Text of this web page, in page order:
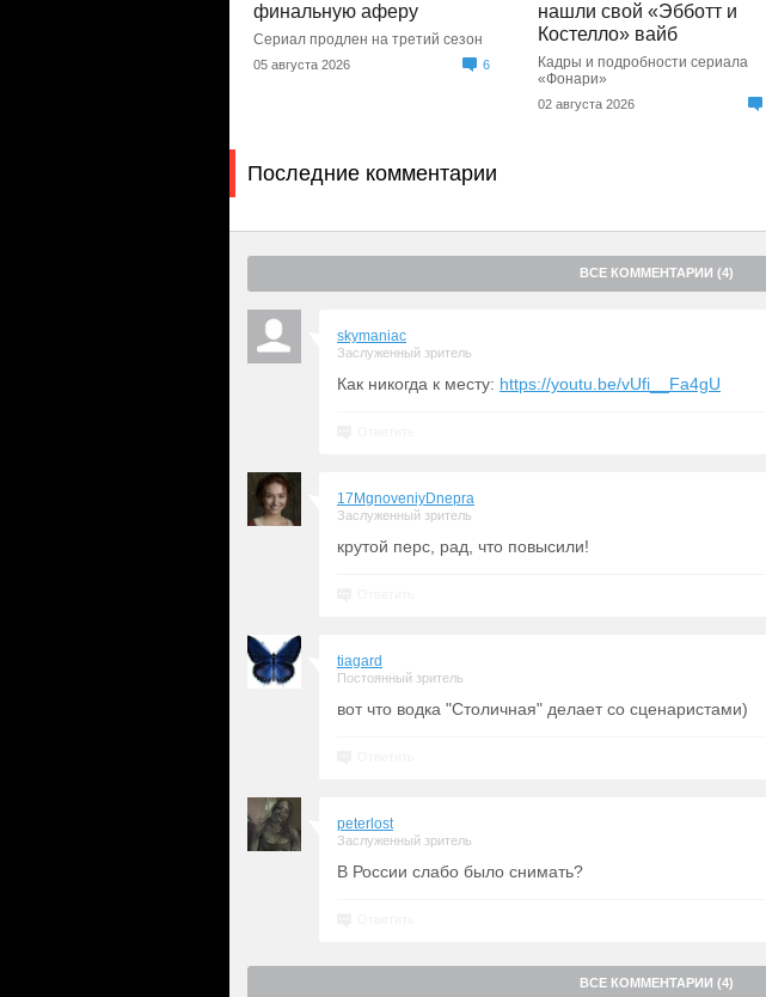
финальную аферу
Сериал продлен на третий сезон
05 августа 2026 6
нашли свой «Эбботт и
Костелло» вайб
Кадры и подробности сериала
«Фонари»
02 августа 2026
Последние комментарии
ВСЕ КОММЕНТАРИИ (4)
skymaniac
Заслуженный зритель
Как никогда к месту: https://youtu.be/vUfi__Fa4gU
17MgnoveniyDnepra
Заслуженный зритель
крутой перс, рад, что повысили!
tiagard
Постоянный зритель
вот что водка "Столичная" делает со сценаристами)
peterlost
Заслуженный зритель
В России слабо было снимать?
ВСЕ КОММЕНТАРИИ (4)